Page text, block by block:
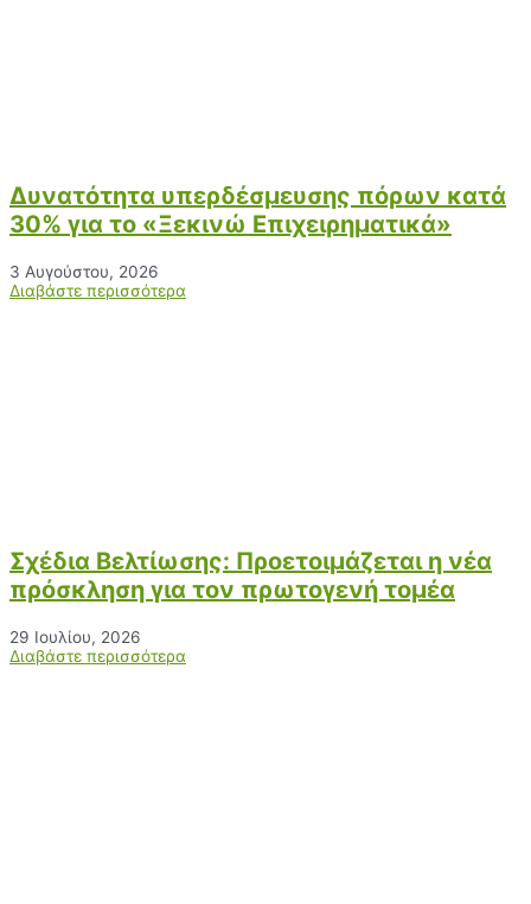
Δυνατότητα υπερδέσμευσης πόρων κατά
30% για το «Ξεκινώ Επιχειρηματικά»
3 Αυγούστου, 2026
Διαβάστε περισσότερα
Σχέδια Βελτίωσης: Προετοιμάζεται η νέα
πρόσκληση για τον πρωτογενή τομέα
29 Ιουλίου, 2026
Διαβάστε περισσότερα